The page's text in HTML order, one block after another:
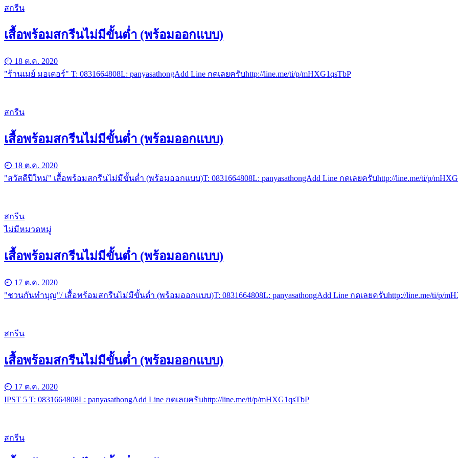
สกรีน
เสื้อพร้อมสกรีนไม่มีขั้นต่ำ (พร้อมออกแบบ)
18 ต.ค. 2020
"ร้านเมย์ มอเตอร์" T: 0831664808L: panyasathongAdd Line กดเลยครับhttp://line.me/ti/p/mHXG1qsTbP
สกรีน
เสื้อพร้อมสกรีนไม่มีขั้นต่ำ (พร้อมออกแบบ)
18 ต.ค. 2020
"สวัสดีปีใหม่" เสื้อพร้อมสกรีนไม่มีขั้นต่ำ (พร้อมออกแบบ)T: 0831664808L: panyasathongAdd Line กดเลยครับhttp://line.me/ti/p/
สกรีน
ไม่มีหมวดหมู่
เสื้อพร้อมสกรีนไม่มีขั้นต่ำ (พร้อมออกแบบ)
17 ต.ค. 2020
"ชวนกันทำบุญ"/ เสื้อพร้อมสกรีนไม่มีขั้นต่ำ (พร้อมออกแบบ)T: 0831664808L: panyasathongAdd Line กดเลยครับhttp://line.me/ti/p/
สกรีน
เสื้อพร้อมสกรีนไม่มีขั้นต่ำ (พร้อมออกแบบ)
17 ต.ค. 2020
IPST 5 T: 0831664808L: panyasathongAdd Line กดเลยครับhttp://line.me/ti/p/mHXG1qsTbP
สกรีน